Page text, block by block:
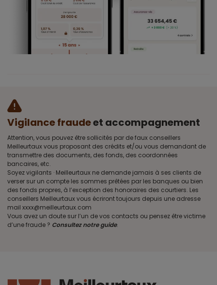
Vigilance fraudeet accompagnement
Attention, vous pouvez être sollicités par de faux conseillers
Meilleurtaux vous proposant des crédits et/ou vous demandant de
transmettre des documents, des fonds, des coordonnées
bancaires, etc.
Soyez vigilants · Meilleurtaux ne demande jamais à ses clients de
verser sur un compte les sommes prêtées par les banques ou bien
des fonds propres, à l’exception des honoraires des courtiers. Les
conseillers Meilleurtaux vous écriront toujours depuis une adresse
mail xxxx@meilleurtaux.com
Vous avez un doute sur l’un de vos contacts ou pensez être victime
d’une fraude ? Consultez notre guide.